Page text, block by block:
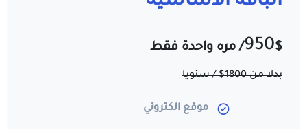
$
950/ مره واحدة فقط
بدلا من 1800$ / سنويا
موقع الكتروني